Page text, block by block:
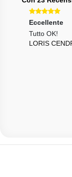
Eccellente
Tutto OK!
LORIS